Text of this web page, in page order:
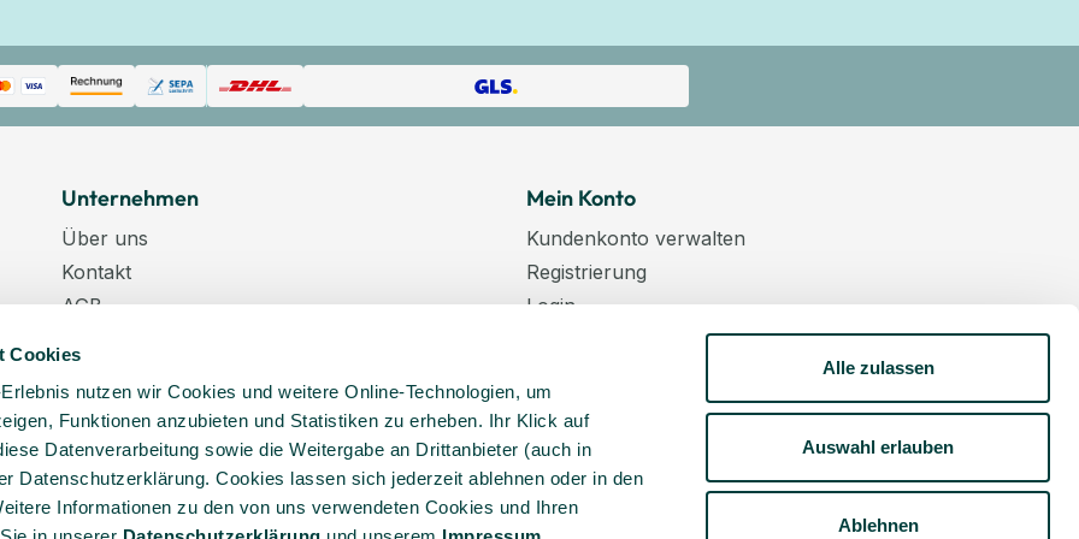
Cookies
nutzen wir Cookies und weitere Online-Technologien, um
Funktionen anzubieten und Statistiken zu erheben. Ihr Klick auf
Datenverarbeitung sowie die Weitergabe an Drittanbieter (auch in
Datenschutzerklärung. Cookies lassen sich jederzeit ablehnen oder in den
Informationen zu den von uns verwendeten Cookies und Ihren
Alle zulassen
Auswahl erlauben
Ablehnen
Unternehmen
Über uns
Kontakt
AGB
Karriere
Veranstaltungstermine
Lieferkette
Mein Konto
Kundenkonto verwalten
Registrierung
Login
Kundenkonto aktivieren